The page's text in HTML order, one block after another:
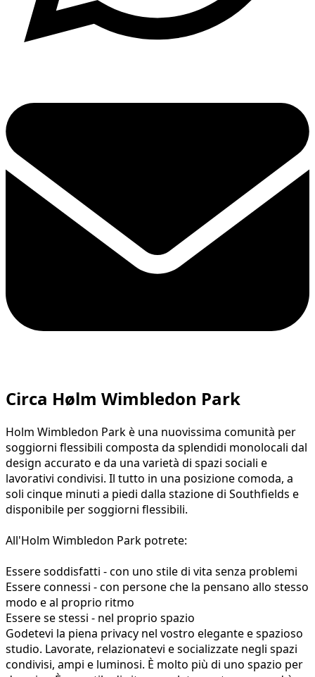
Circa Hølm Wimbledon Park
Holm Wimbledon Park è una nuovissima comunità per
soggiorni flessibili composta da splendidi monolocali dal
design accurato e da una varietà di spazi sociali e
lavorativi condivisi. Il tutto in una posizione comoda, a
soli cinque minuti a piedi dalla stazione di Southfields e
disponibile per soggiorni flessibili.
All'Holm Wimbledon Park potrete:
Essere soddisfatti - con uno stile di vita senza problemi
Essere connessi - con persone che la pensano allo stesso
modo e al proprio ritmo
Essere se stessi - nel proprio spazio
Godetevi la piena privacy nel vostro elegante e spazioso
studio. Lavorate, relazionatevi e socializzate negli spazi
condivisi, ampi e luminosi. È molto più di uno spazio per